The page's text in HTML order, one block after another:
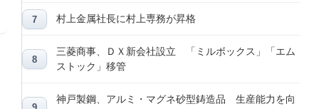
村上金属社長に村上専務が昇格
三菱商事、ＤＸ新会社設立 「ミルボックス」「エム
ストック」移管
神戸製鋼、アルミ・マグネ砂型鋳造品 生産能力を向